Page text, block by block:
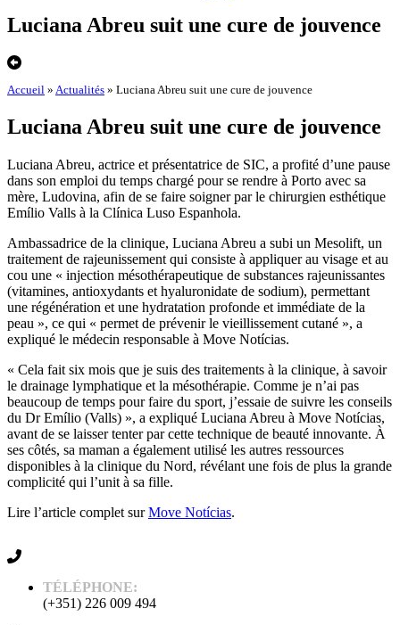
Luciana Abreu suit une cure de jouvence
Accueil » Actualités » Luciana Abreu suit une cure de jouvence
Luciana Abreu suit une cure de jouvence
Luciana Abreu, actrice et présentatrice de SIC, a profité d’une pause
dans son emploi du temps chargé pour se rendre à Porto avec sa
mère, Ludovina, afin de se faire soigner par le chirurgien esthétique
Emílio Valls à la Clínica Luso Espanhola.
Ambassadrice de la clinique, Luciana Abreu a subi un Mesolift, un
traitement de rajeunissement qui consiste à appliquer au visage et au
cou une « injection mésothérapeutique de substances rajeunissantes
(vitamines, antioxydants et hyaluronidate de sodium), permettant
une régénération et une hydratation profonde et immédiate de la
peau », ce qui « permet de prévenir le vieillissement cutané », a
expliqué le médecin responsable à Move Notícias.
« Cela fait six mois que je suis des traitements à la clinique, à savoir
le drainage lymphatique et la mésothérapie. Comme je n’ai pas
beaucoup de temps pour faire du sport, j’essaie de suivre les conseils
du Dr Emílio (Valls) », a expliqué Luciana Abreu à Move Notícias,
avant de se laisser tenter par cette technique de beauté innovante. À
ses côtés, sa maman a également utilisé les autres ressources
disponibles à la clinique du Nord, révélant une fois de plus la grande
complicité qui l’unit à sa fille.
Lire l’article complet surMove Notícias.
TÉLÉPHONE:
(+351) 226 009 494